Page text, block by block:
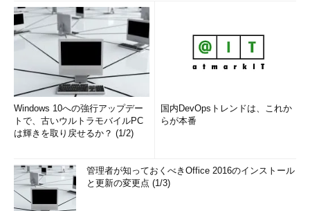
Windows 10への強行アップデー
トで、古いウルトラモバイルPC
は輝きを取り戻せるか？ (1/2)
国内DevOpsトレンドは、これか
らが本番
管理者が知っておくべきOffice 2016のインストール
と更新の変更点 (1/3)